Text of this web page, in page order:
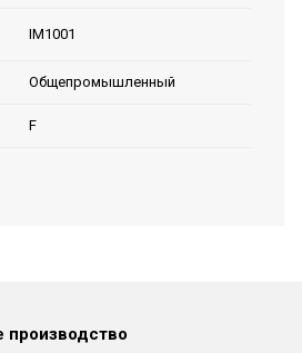
IM1001
Общепромышленный
F
производство